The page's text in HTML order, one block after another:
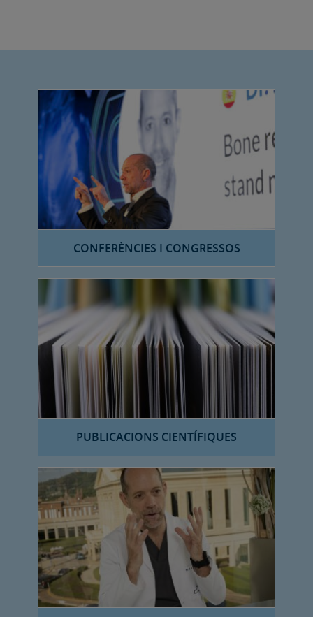
CONFERÈNCIES I CONGRESSOS
PUBLICACIONS CIENTÍFIQUES